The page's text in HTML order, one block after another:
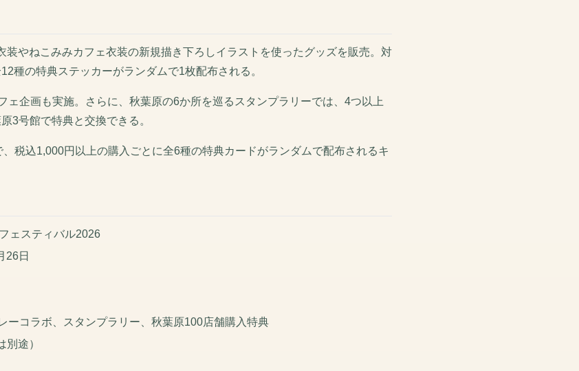
装やねこみみカフェ衣装の新規描き下ろしイラストを使ったグッズを販売。対
種の特典ステッカーがランダムで1枚配布される。
ェ企画も実施。さらに、秋葉原の6か所を巡るスタンプラリーでは、4つ以上
3号館で特典と交換できる。
税込1,000円以上の購入ごとに全6種の特典カードがランダムで配布されるキ
ェスティバル2026
26日
ーコラボ、スタンプラリー、秋葉原100店舗購入特典
別途）